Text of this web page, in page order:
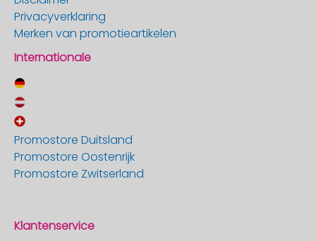
Privacyverklaring
Merken van promotieartikelen
Internationale
Promostore Duitsland
Promostore Oostenrijk
Promostore Zwitserland
Klantenservice